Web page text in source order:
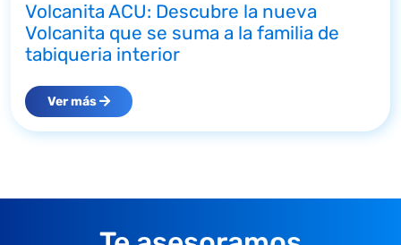
Volcanita ACU: Descubre la nueva
Volcanita que se suma a la familia de
tabiqueria interior
Ver más